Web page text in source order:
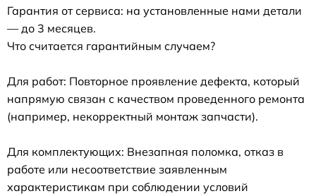
Гарантия от сервиса: на установленные нами детали
— до 3 месяцев.
Что считается гарантийным случаем?
Для работ: Повторное проявление дефекта, который
напрямую связан с качеством проведенного ремонта
(например, некорректный монтаж запчасти).
Для комплектующих: Внезапная поломка, отказ в
работе или несоответствие заявленным
характеристикам при соблюдении условий